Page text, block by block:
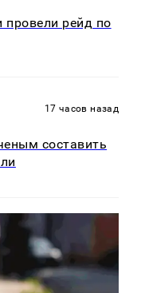
рейд по
17 часов назад
составить